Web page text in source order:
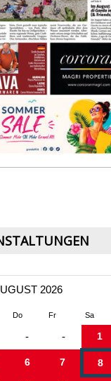
2026
Do Fr Sa
- - 1
6 7 8